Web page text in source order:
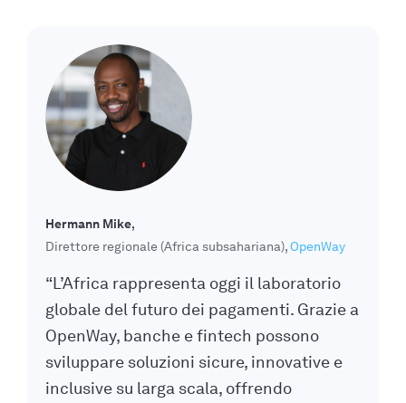
Hermann Mike
Direttore regionale (Africa subsahariana) OpenWay
“L’Africa rappresenta oggi il laboratorio
globale del futuro dei pagamenti. Grazie a
OpenWay, banche e fintech possono
sviluppare soluzioni sicure, innovative e
inclusive su larga scala, offrendo